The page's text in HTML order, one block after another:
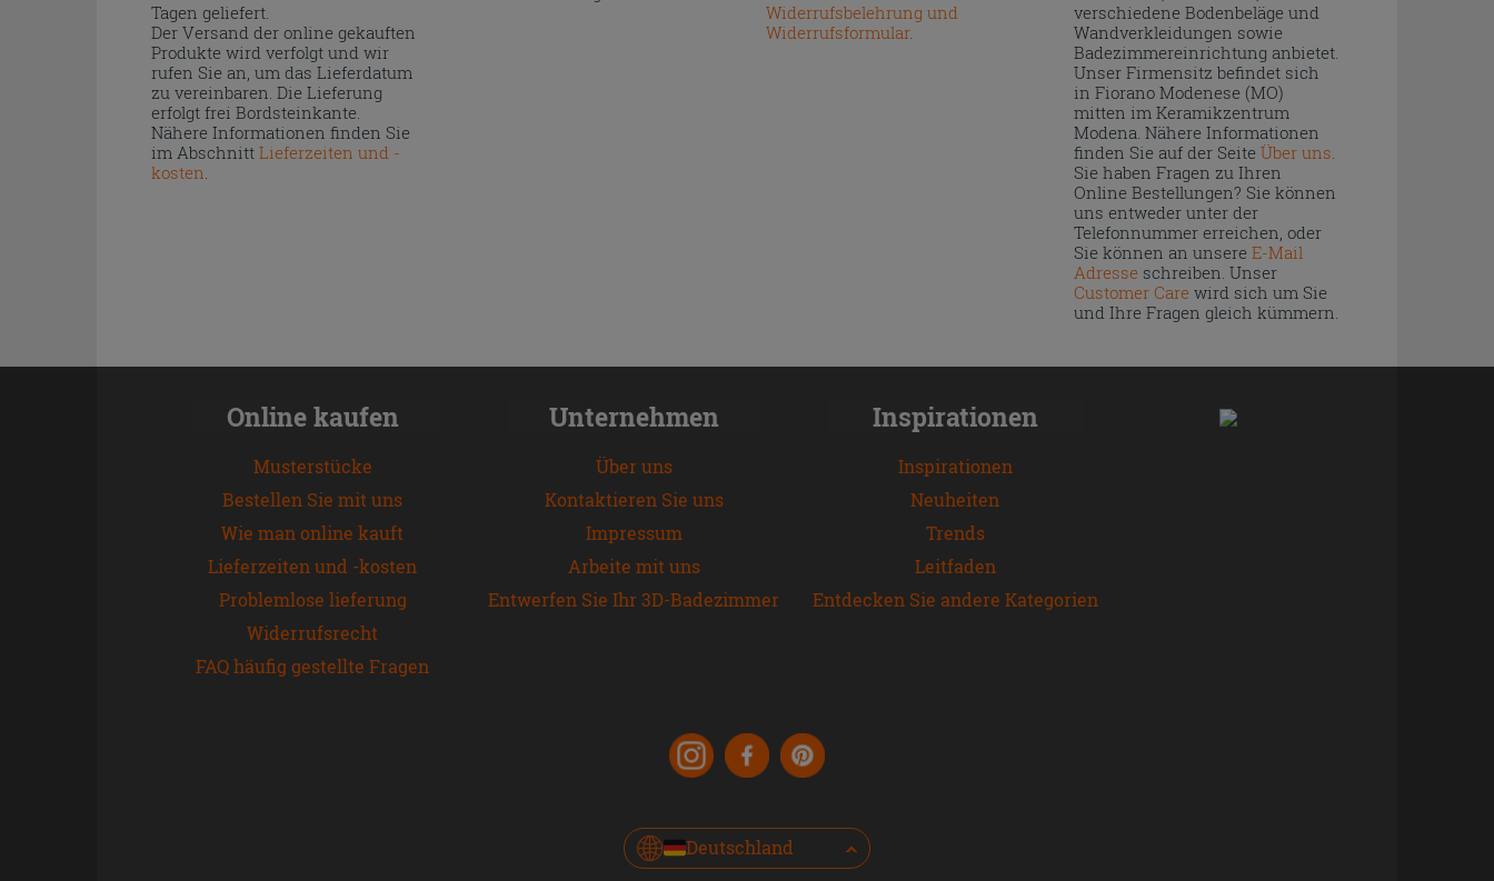
Tagen geliefert.
Der Versand der online gekauften
Produkte wird verfolgt und wir
rufen Sie an, um das Lieferdatum
zu vereinbaren. Die Lieferung
erfolgt frei Bordsteinkante.
Nähere Informationen finden Sie
im Abschnitt Lieferzeiten und -
kosten
Widerrufsbelehrung und
Widerrufsformular.
verschiedene Bodenbeläge und
Wandverkleidungen sowie
Badezimmereinrichtung anbietet.
Unser Firmensitz befindet sich
in Fiorano Modenese (MO)
mitten im Keramikzentrum
Modena. Nähere Informationen
finden Sie auf der Seite Über uns
Sie haben Fragen zu Ihren
Online Bestellungen? Sie können
uns entweder unter der
Telefonnummer erreichen, oder
Sie können an unsere E-Mail
Adresseschreiben. Unser
Customer Carewird sich um Sie
und Ihre Fragen gleich kümmern.
Online kaufen
Musterstücke
Bestellen Sie mit uns
Wie man online kauft
Lieferzeiten und -kosten
Problemlose lieferung
Widerrufsrecht
FAQ häufig gestellte Fragen
Unternehmen
Über uns
Kontaktieren Sie uns
Impressum
Arbeite mit uns
Entwerfen Sie Ihr 3D-Badezimmer
Inspirationen
Inspirationen
Neuheiten
Trends
Leitfaden
Entdecken Sie andere Kategorien
Deutschland